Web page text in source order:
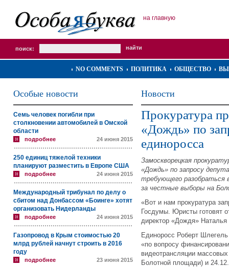
на главную
поиск:
NO COMMENTS ПОЛИТИКА ОБЩЕСТВО
Особые новости
Семь человек погибли при
столкновении автомобилей в Омской
области
подробнее 24 июня 2015
250 единиц тяжелой техники
планируют разместить в Европе США
подробнее 24 июня 2015
Международный трибунал по делу о
сбитом над Донбассом «Боинге» хотят
организовать Нидерланды
подробнее 24 июня 2015
Газопровод в Крым стоимостью 20
млрд рублей начнут строить в 2016
году
подробнее 23 июня 2015
Новости
Прокуратура
«Дождь» по
единоросса
Замоскворецкая
«Дождь» по запросу
требующего разобраться
за честные выборы на
«Вот и нам прокуратура
Госдумы. Юристы готовят
директор «Дождя»
Единоросс Роберт Шлегель
«по вопросу
видеотрансляции
Болотной площади) и